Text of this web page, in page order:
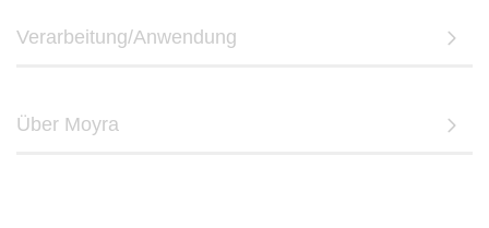
Verarbeitung/Anwendung
Über Moyra